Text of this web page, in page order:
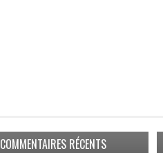
COMMENTAIRES RÉCENTS